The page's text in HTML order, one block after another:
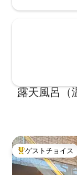
露天風呂（
大好評のゲストチ
ゲストチョイス